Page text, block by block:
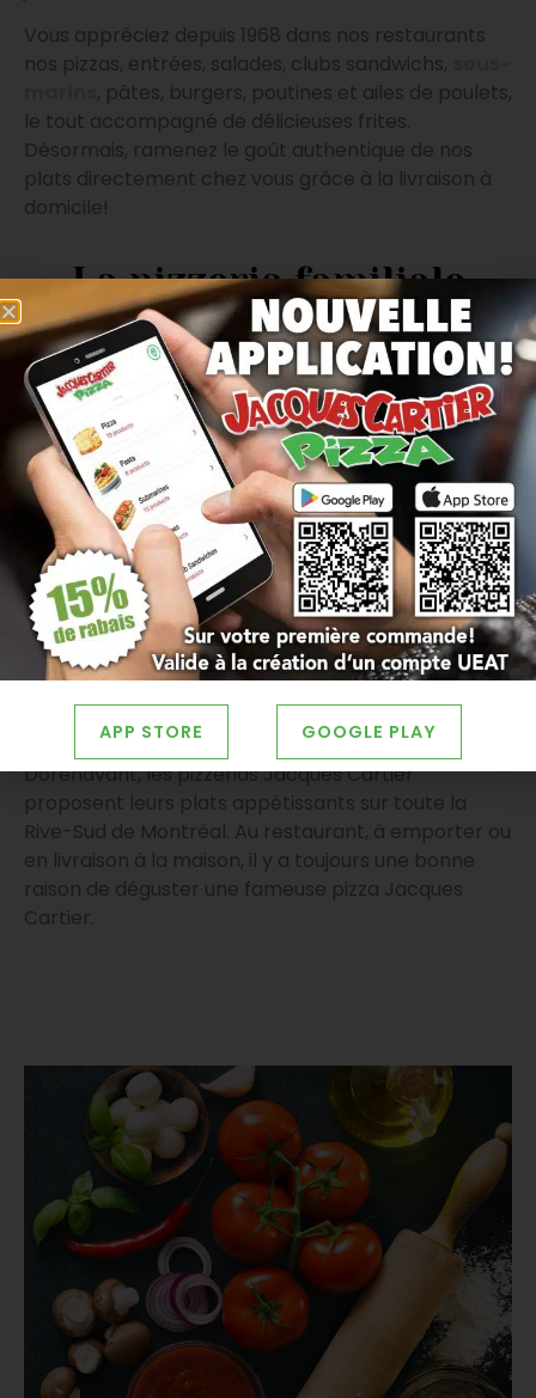
Vous appréciez depuis 1968 dans nos restaurants
nos pizzas, entrées, salades, clubs sandwichs,
, pâtes, burgers, poutines et ailes de poulets,
le tout accompagné de délicieuses frites.
Désormais, ramenez le goût authentique de nos
plats directement chez vous grâce à la livraison à
domicile!
La pizzeria familiale
traditionnelle à Saint-
Constant
Jacques Cartier est une histoire de famille, d’il y a 4
générations à présent. Dès le premier restaurant
de Monsieur George Lagiorgia et de sa femme
Antonina Libertella jusqu’à aujourd’hui, le savoir-
faire de la gastronomie italienne et la tradition des
véritables pizzas se perpétuent. La fidélité de nos
clients montre leur confiance quant à la qualité des
pizzas (notre spécialité) et à l’expérience de nos
équipes, et cela depuis plus de 50 ans !
Dorénavant, les pizzerias Jacques Cartier
proposent leurs plats appétissants sur toute la
Rive-Sud de Montréal. Au restaurant, à emporter ou
en livraison à la maison, il y a toujours une bonne
raison de déguster une fameuse pizza Jacques
Cartier.
APP STORE GOOGLE PLAY